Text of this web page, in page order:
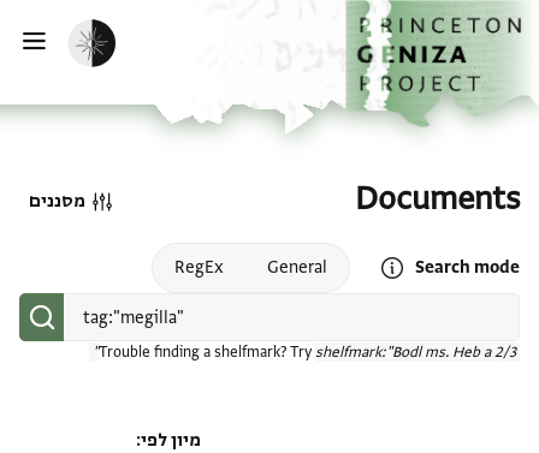
דילוג לתוכן
דף הבית
הפעלת מצב כהה
Documents
Search mode
Open search mode help
General
RegEx
Trouble finding a shelfmark? Try shelfmark:"Bodl ms. Heb a 2/3"
מסננים
מיון לפי